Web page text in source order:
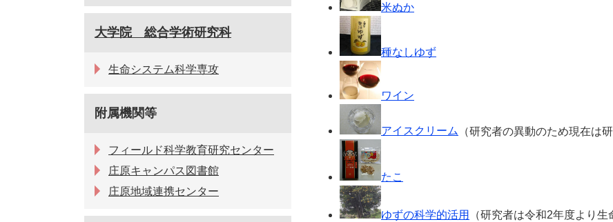
米ぬか
種なしゆず
ワイン
アイスクリーム （研究者の異動のため現在は
たこ
ゆずの科学的活用 （研究者は令和2年度より
大学院 総合学術研究科
生命システム科学専攻
附属機関等
フィールド科学教育研究センター
庄原キャンパス図書館
庄原地域連携センター